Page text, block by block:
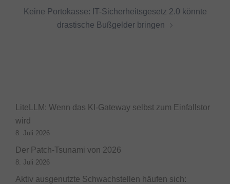
Keine Portokasse: IT-Sicherheitsgesetz 2.0 könnte
drastische Bußgelder bringen
LiteLLM: Wenn das KI-Gateway selbst zum Einfallstor
wird
8. Juli 2026
Der Patch-Tsunami von 2026
8. Juli 2026
Aktiv ausgenutzte Schwachstellen häufen sich: